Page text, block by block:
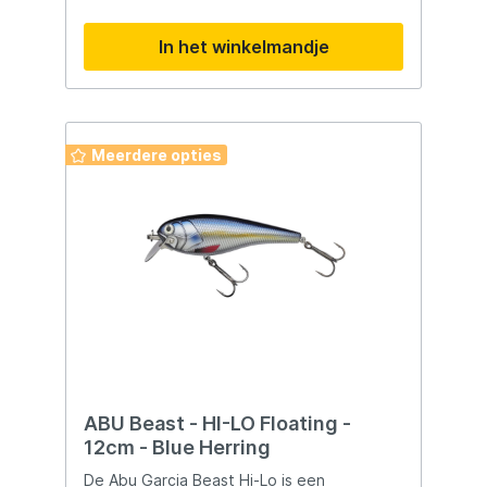
direct verbonden met het lichaam, wat
zorgt voor extra trillingen die roofvissen
aantrekken. Je kunt hem binnenhalen,
jiggen over de bodem of verticaal
kant. Met handgeschilderde kleuren,
ultrascherpe haken en een loodvrij ontwerp
is dit kunstaas gebouwd voor
In het winkelmandje
Meerdere opties
ABU Beast - HI-LO Floating -
12cm - Blue Herring
De Abu Garcia Beast Hi-Lo is een